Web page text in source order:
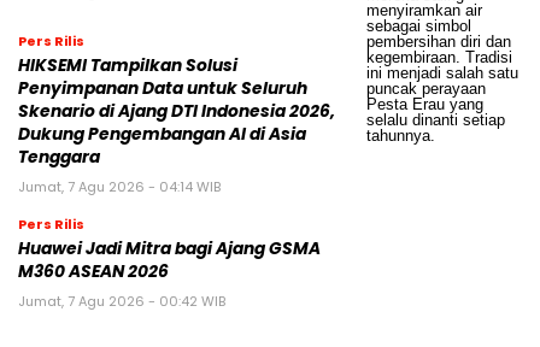
Pers Rilis
HIKSEMI Tampilkan Solusi
Penyimpanan Data untuk Seluruh
Skenario di Ajang DTI Indonesia 2026,
Dukung Pengembangan AI di Asia
Tenggara
Jumat, 7 Agu 2026 - 04:14 WIB
Pers Rilis
Huawei Jadi Mitra bagi Ajang GSMA
M360 ASEAN 2026
Jumat, 7 Agu 2026 - 00:42 WIB